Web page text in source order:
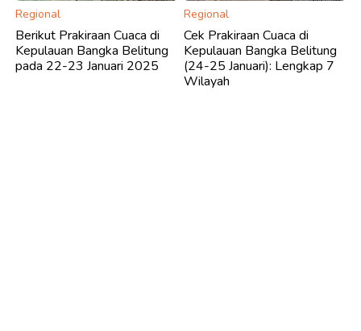
Regional
Berikut Prakiraan Cuaca di
Kepulauan Bangka Belitung
pada 22-23 Januari 2025
Regional
Cek Prakiraan Cuaca di
Kepulauan Bangka Belitung
(24-25 Januari): Lengkap 7
Wilayah